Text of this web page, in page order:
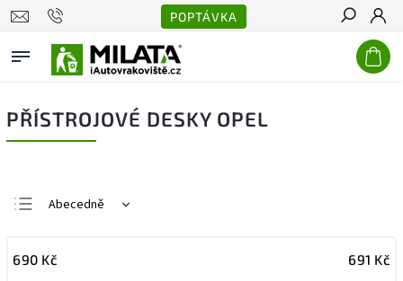
POPTÁVKA
Hledat
PŘÍSTROJOVÉ DESKY OPEL
Abecedně
Nejdražší
690 Kč 691 Kč